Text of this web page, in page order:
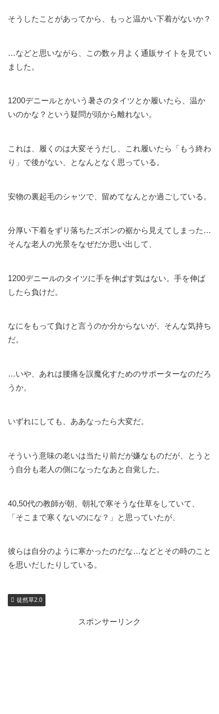
そうしたことがあってから、もっと温かい下着がないか？
…などと思いながら、この数ヶ月よく通販サイトを見てい
ました。
1200デニールとかいう暑さのタイツとか履いたら、温か
いのかな？という疑問が頭から離れない。
これは、履くのは大変そうだし、これ履いたら「もう終わ
り」で後がない、となんとなく思っている。
安物の裏起毛のシャツで、留めてなんとか過ごしている。
分厚い下着をずり落ちたズボンの裾から見えてしまった…
そんな老人の光景をなぜだか思い出して、
1200デニールのタイツに手を伸ばす気はない。手を伸ば
したら負けだ。
なにをもって負けと言うのか分からないが、そんな気持ち
だ。
…いや、あれは腰痛を誤魔化すためのサポーターなのだろ
うか。
いずれにしても、ああなったら大変だ。
そういう意味の老いは当たり前だが嫌なものだが、とうと
う自分も老人の側になったなあと自覚した。
40,50代の教師が朝、朝礼で寒そうな仕草をしていて、
「そこまで寒くないのにな？」と思っていたが、
彼らは自分のように寒かったのだな…などとその時のこと
を思いだしたりしている。
徒然草2.0
スポンサーリンク